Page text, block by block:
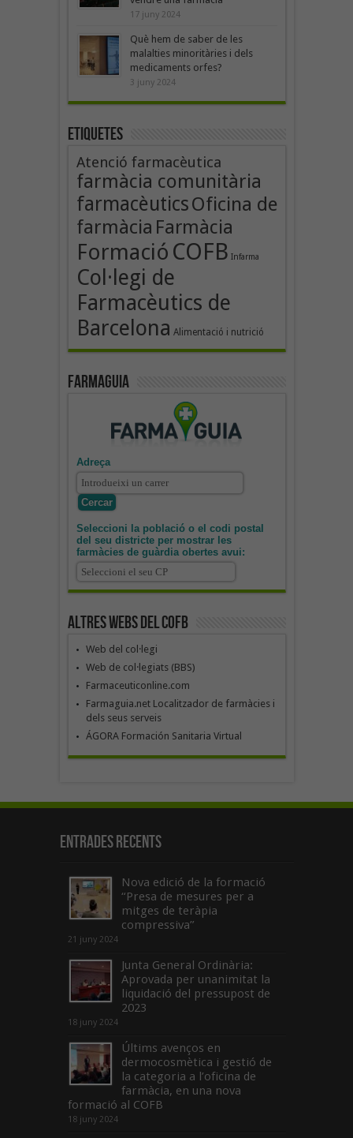
17 juny 2024
Què hem de saber de les
malalties minoritàries i dels
medicaments orfes?
3 juny 2024
Etiquetes
Atenció farmacèutica
farmàcia comunitària
farmacèuticsOficina de
farmàcia Farmàcia
Formació COFB Infarma
Col·legi de
Farmacèutics de
Barcelona Alimentació i nutrició
Farmaguia
Adreça
Seleccioni la població o el codi postal
del seu districte per mostrar les
farmàcies de guàrdia obertes avui:
Altres webs del COFB
Web del col·legi
Web de col·legiats (BBS)
Farmaceuticonline.com
Farmaguia.net Localitzador de farmàcies i
dels seus serveis
ÁGORA Formación Sanitaria Virtual
Entrades recents
Nova edició de la formació
“Presa de mesures per a
mitges de teràpia
compressiva”
21 juny 2024
Junta General Ordinària:
Aprovada per unanimitat la
liquidació del pressupost de
2023
18 juny 2024
Últims avenços en
dermocosmètica i gestió de
la categoria a l’oficina de
farmàcia, en una nova
formació al COFB
18 juny 2024